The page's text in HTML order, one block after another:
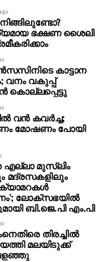
– പ്രവീൺ പ്രഭാകർ,
സിംഗ്, പ്രൊഡക്ഷൻ
പ്രൊഡക്ഷൻ
ഫൈനൽ മിക്സ് – എം
ഡയറക്ടർ-
ജോർജ്
അഭിജിത്ത് സി,
ഹരിത ഹരി ബാബു,
– ആക്ഷൻ
കിഷൻ മോഹൻ,
– എസ് സന്തോഷ്
– ഡിക്സൻ പി
എക്സ്, സിങ്ക്
നിദാദ്,
പബ്ലിസിറ്റി
ആഷിഫ് സലീം,
സുഗതൻ, ഓവർസീസ്
ഗ്ലോബൽ ഫിലിംസ്,
ജിനു
ഭക്ഷണ ശൈലി
കാട്ടാന
വകുപ്പ്
കൊല്ലപ്പെട്ടു
വന്‍ കവര്‍ച്ച;
മോഷണം പോയി
എല്ലാ മുസ്‌ലിം
മദ്രസകളിലും
ക്യാമറകള്‍
ലോക്‌സഭയില്‍
ബി.ജെ.പി എം.പി
തിരച്ചില്‍
മലയിടുക്ക്